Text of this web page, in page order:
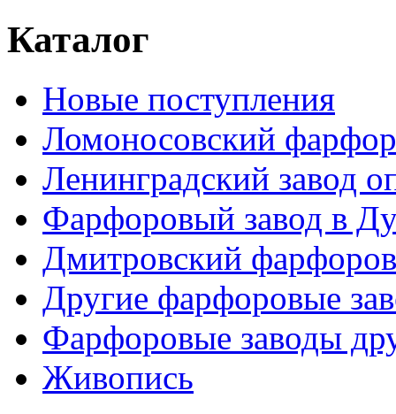
Каталог
Новые поступления
Ломоносовский
Ленинградский завод
Фарфоровый завод в
Дмитровский
Другие фарфоровые
Фарфоровые заводы
Живопись